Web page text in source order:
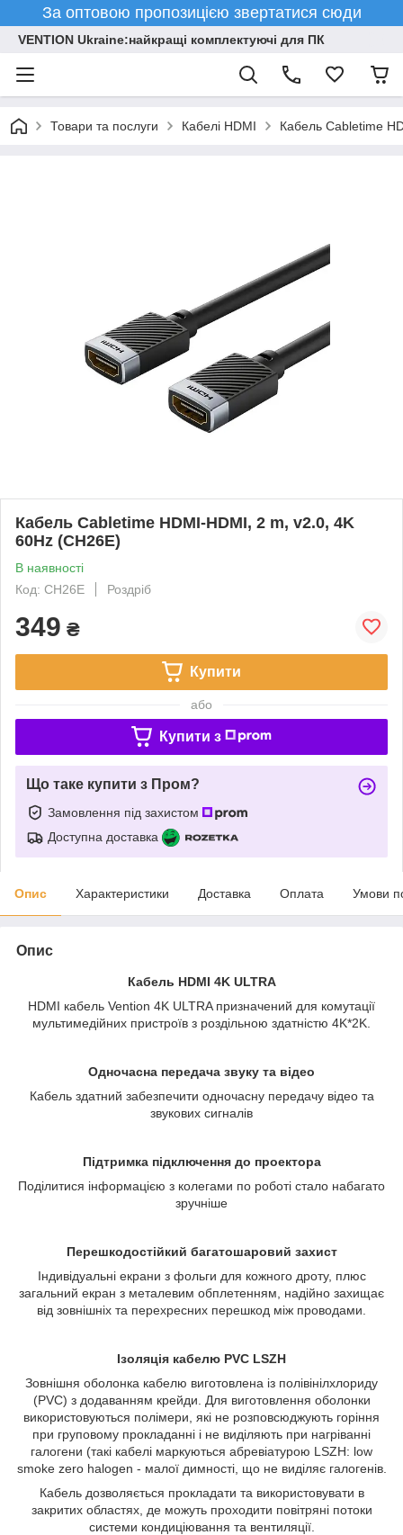
За оптовою пропозицією звертатися сюди
VENTION Ukraine:найкращі комплектуючі для ПК
Товари та послуги Кабелі HDMI Кабель Cabletime
Кабель Cabletime HDMI-HDMI, 2 m, v2.0, 4K
60Hz (CH26E)
В наявності
Код: CH26E
Роздріб
349 ₴
Купити
або
Купити з
Що таке купити з Пром?
Замовлення під захистом
Доступна доставка
Опис Характеристики Доставка Оплата Умови
Опис
Кабель HDMI 4K ULTRA
HDMI кабель Vention 4K ULTRA призначений для комутації
мультимедійних пристроїв з роздільною здатністю 4K*2K.
Одночасна передача звуку та відео
Кабель здатний забезпечити одночасну передачу відео та
звукових сигналів
Підтримка підключення до проектора
Поділитися інформацією з колегами по роботі стало набагато
зручніше
Перешкодостійкий багатошаровий захист
Індивідуальні екрани з фольги для кожного дроту, плюс
загальний екран з металевим обплетенням, надійно захищає
від зовнішніх та перехресних перешкод між проводами.
Ізоляція кабелю PVC LSZH
Зовнішня оболонка кабелю виготовлена ​​із полівінілхлориду
(РVС) з додаванням крейди. Для виготовлення оболонки
використовуються полімери, які не розповсюджують горіння
при груповому прокладанні і не виділяють при нагріванні
галогени (такі кабелі маркуються абревіатурою LSZH: low
smoke zero halogen - малої димності, що не виділяє галогенів.
Кабель дозволяється прокладати та використовувати в
закритих областях, де можуть проходити повітряні потоки
системи кондиціювання та вентиляції.